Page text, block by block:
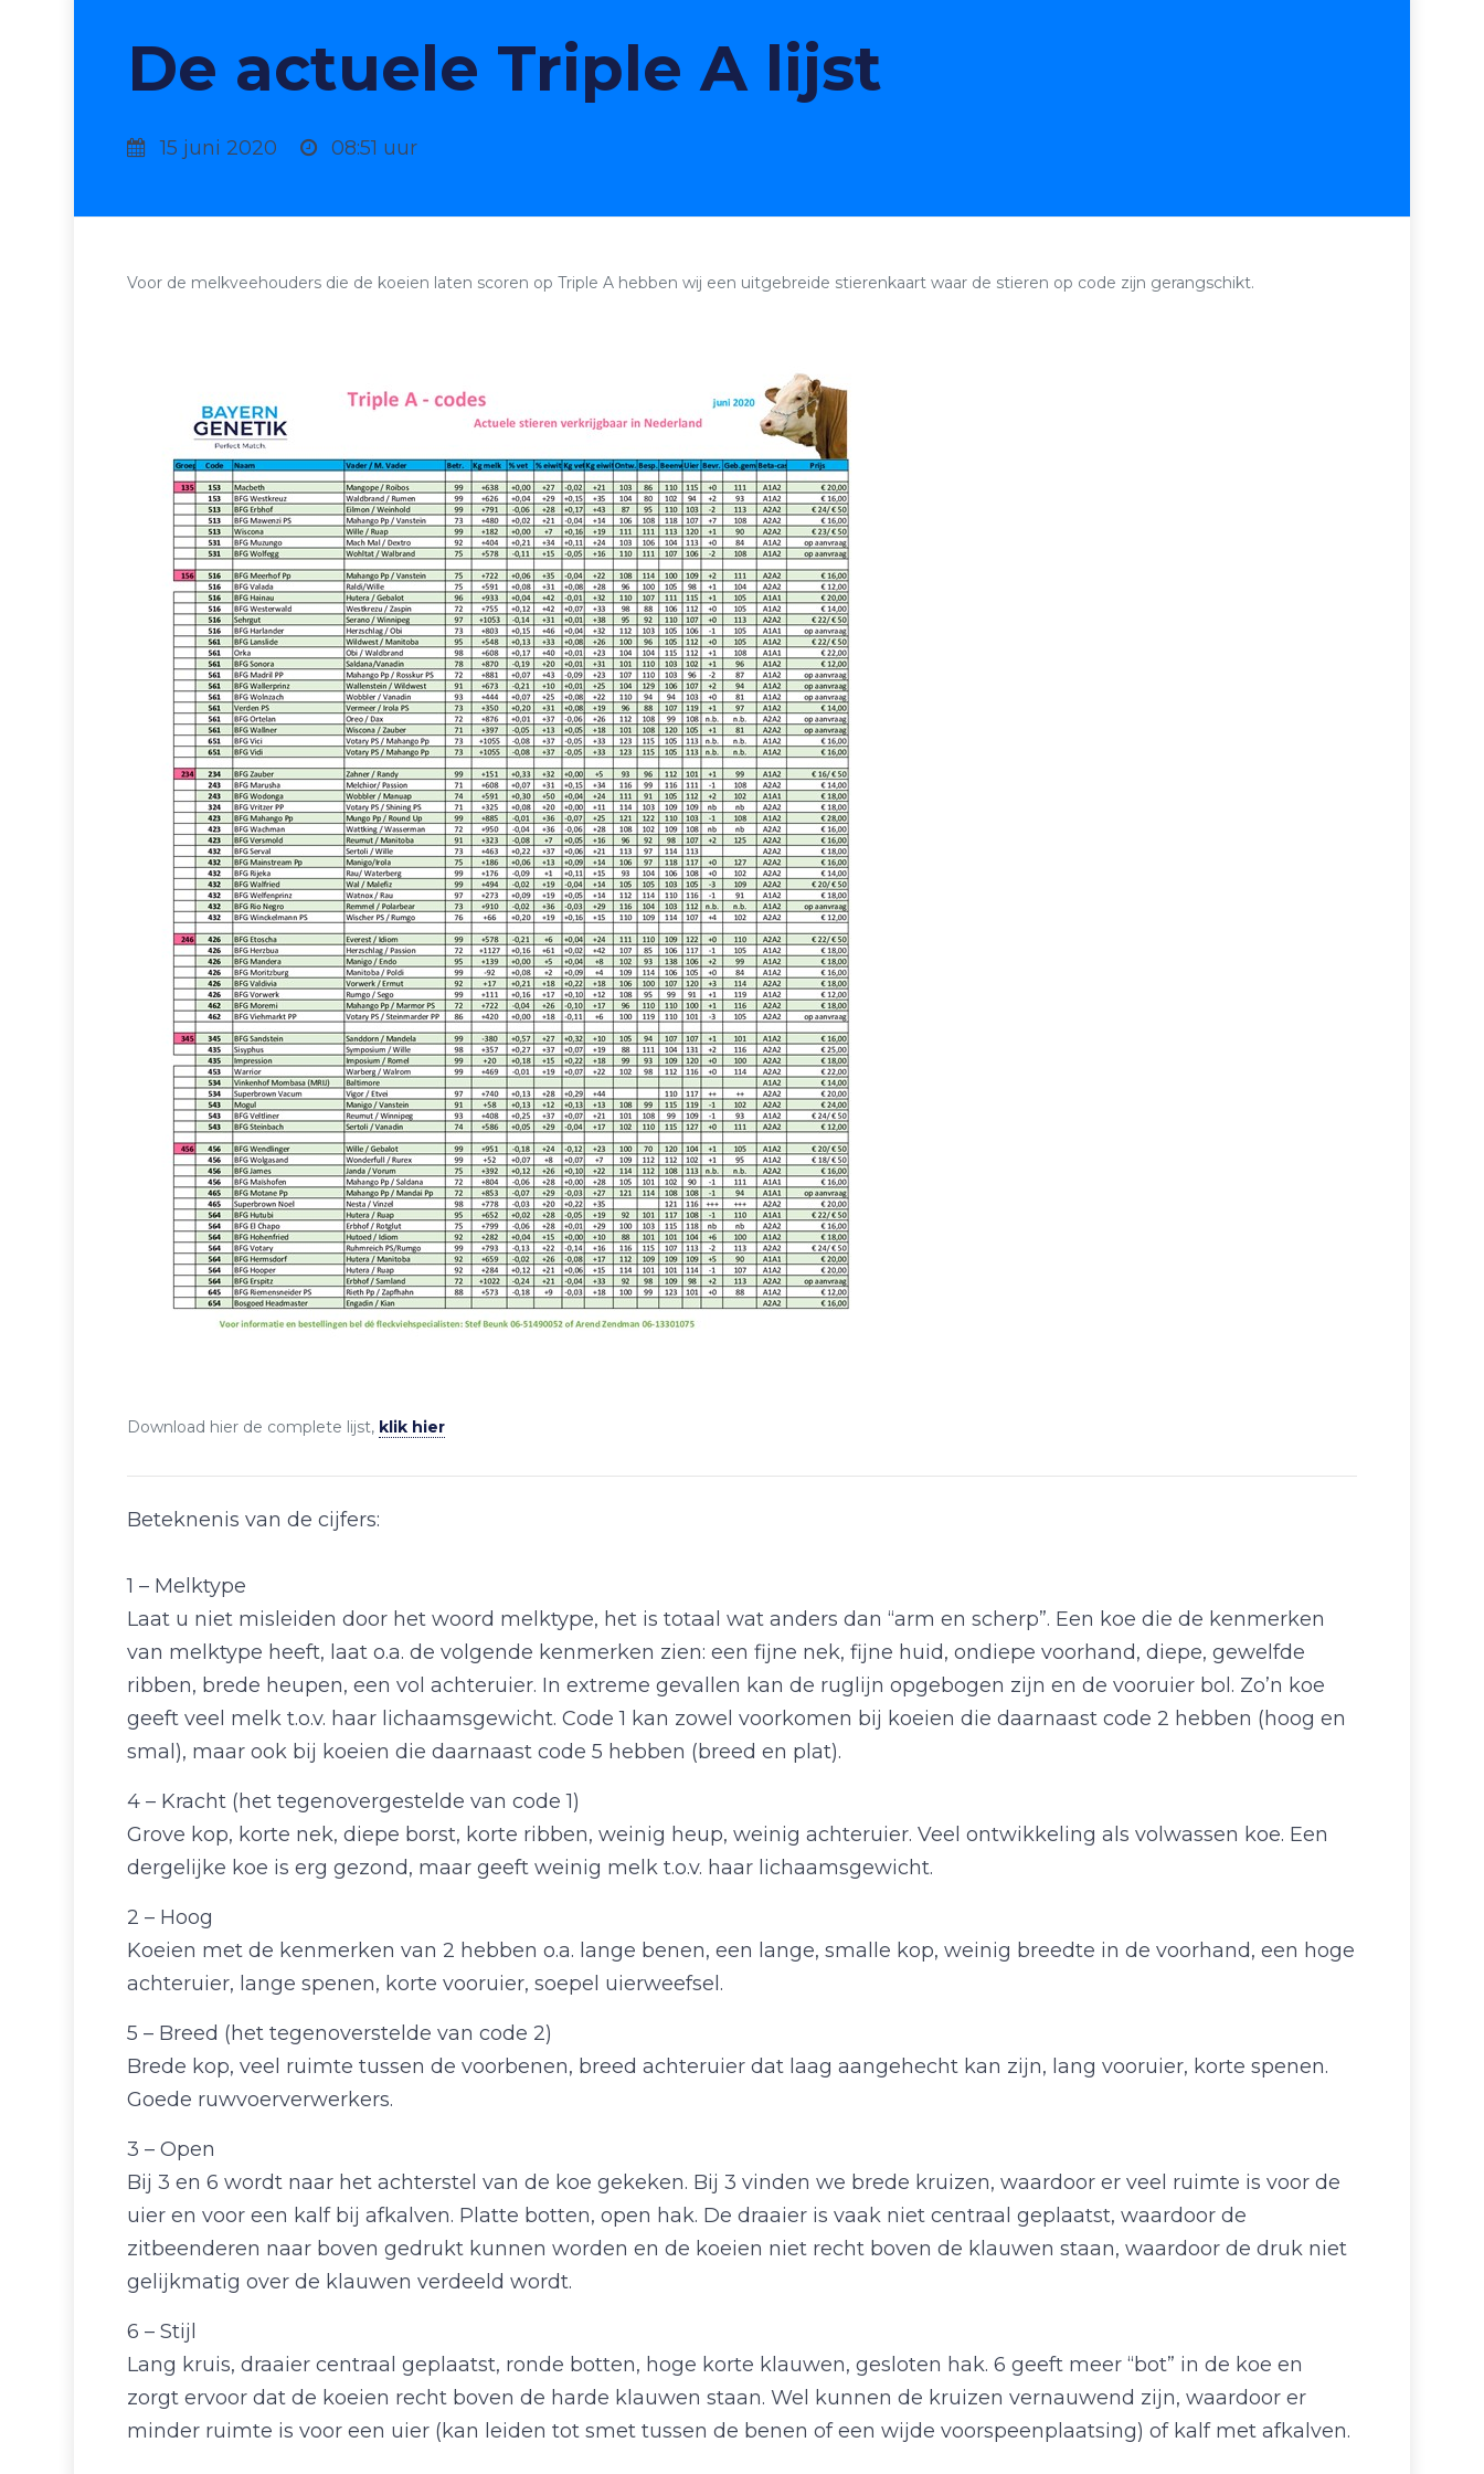
De actuele Triple A lijst
15 juni 2020 08:51 uur
Voor de melkveehouders die de koeien laten scoren op Triple A hebben wij een uitgebreide stierenkaart waar de stieren op code zijn gerangschikt.
Download hier de complete lijst, klik hier
Beteknenis van de cijfers:
1 – Melktype
Laat u niet misleiden door het woord melktype, het is totaal wat anders dan “arm en scherp”. Een koe die de kenmerken
van melktype heeft, laat o.a. de volgende kenmerken zien: een fijne nek, fijne huid, ondiepe voorhand, diepe, gewelfde
ribben, brede heupen, een vol achteruier. In extreme gevallen kan de ruglijn opgebogen zijn en de vooruier bol. Zo’n koe
geeft veel melk t.o.v. haar lichaamsgewicht. Code 1 kan zowel voorkomen bij koeien die daarnaast code 2 hebben (hoog en
smal), maar ook bij koeien die daarnaast code 5 hebben (breed en plat).
4 – Kracht (het tegenovergestelde van code 1)
Grove kop, korte nek, diepe borst, korte ribben, weinig heup, weinig achteruier. Veel ontwikkeling als volwassen koe. Een
dergelijke koe is erg gezond, maar geeft weinig melk t.o.v. haar lichaamsgewicht.
2 – Hoog
Koeien met de kenmerken van 2 hebben o.a. lange benen, een lange, smalle kop, weinig breedte in de voorhand, een hoge
achteruier, lange spenen, korte vooruier, soepel uierweefsel.
5 – Breed (het tegenoverstelde van code 2)
Brede kop, veel ruimte tussen de voorbenen, breed achteruier dat laag aangehecht kan zijn, lang vooruier, korte spenen.
Goede ruwvoerverwerkers.
3 – Open
Bij 3 en 6 wordt naar het achterstel van de koe gekeken. Bij 3 vinden we brede kruizen, waardoor er veel ruimte is voor de
uier en voor een kalf bij afkalven. Platte botten, open hak. De draaier is vaak niet centraal geplaatst, waardoor de
zitbeenderen naar boven gedrukt kunnen worden en de koeien niet recht boven de klauwen staan, waardoor de druk niet
gelijkmatig over de klauwen verdeeld wordt.
6 – Stijl
Lang kruis, draaier centraal geplaatst, ronde botten, hoge korte klauwen, gesloten hak. 6 geeft meer “bot” in de koe en
zorgt ervoor dat de koeien recht boven de harde klauwen staan. Wel kunnen de kruizen vernauwend zijn, waardoor er
minder ruimte is voor een uier (kan leiden tot smet tussen de benen of een wijde voorspeenplaatsing) of kalf met afkalven.